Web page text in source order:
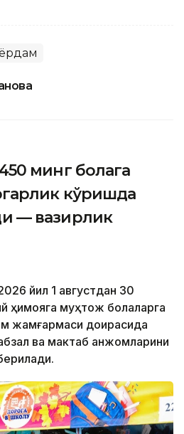
минг болага
кўришда
— вазирлик
йил 1 августдан 30
ҳимояга муҳтож болаларга
жамғармаси доирасида
ва мактаб анжомларини